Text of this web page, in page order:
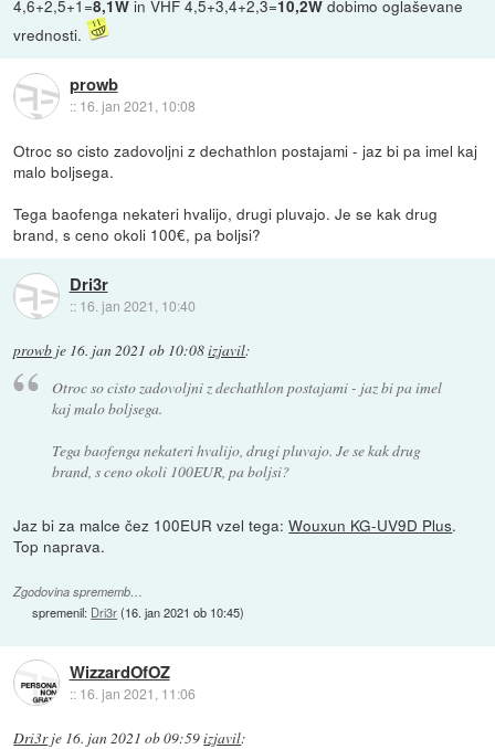
4,6+2,5+1=8,1W in VHF 4,5+3,4+2,3=10,2W dobimo oglaševane
vrednosti.
prowb
:: 16. jan 2021, 10:08
Otroc so cisto zadovoljni z dechathlon postajami - jaz bi pa imel kaj
malo boljsega.
Tega baofenga nekateri hvalijo, drugi pluvajo. Je se kak drug
brand, s ceno okoli 100€, pa boljsi?
Dri3r
:: 16. jan 2021, 10:40
prowb je 16. jan 2021 ob 10:08izjavil:
Otroc so cisto zadovoljni z dechathlon postajami - jaz bi pa imel
kaj malo boljsega.
Tega baofenga nekateri hvalijo, drugi pluvajo. Je se kak drug
brand, s ceno okoli 100EUR, pa boljsi?
Jaz bi za malce čez 100EUR vzel tega:Wouxun KG-UV9D Plus.
Top naprava.
Zgodovina sprememb…
spremenil: Dri3r(16. jan 2021 ob 10:45)
WizzardOfOZ
:: 16. jan 2021, 11:06
Dri3rje 16. jan 2021 ob 09:59izjavil: